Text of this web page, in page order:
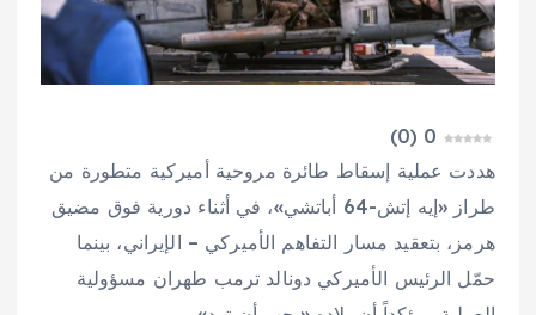
0
(
0
)
هددت عملية إسقاط طائرة مروحية أميركية متطورة من
طراز «إيه إتش-64 أباتشي»، في أثناء دورية فوق مضيق
هرمز، بتعقيد مسار التفاهم الأميركي – الإيراني، بينما
حمّل الرئيس الأميركي دونالد ترمب طهران مسؤولية